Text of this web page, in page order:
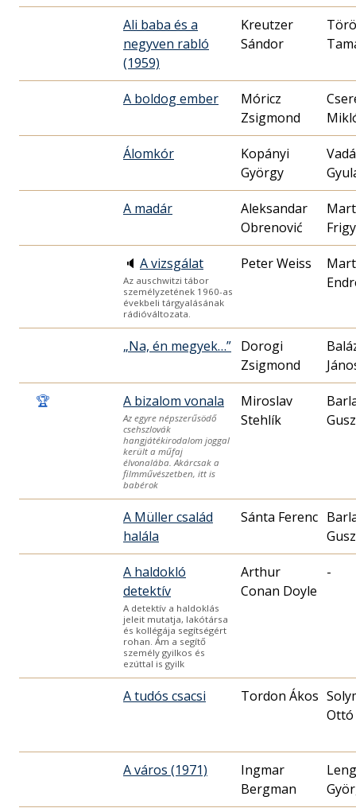
Ali baba és a
negyven rabló
(1959)
Kreutzer
Sándor
A boldog ember
Móricz
Zsigmond
Álomkór
Kopányi
György
A madár
Aleksandar
Obrenović
🔈 A vizsgálat
Az auschwitzi tábor
személyzetének 1960-as
évekbeli tárgyalásának
rádióváltozata.
Peter Weiss
„Na, én megyek…” Dorogi
Zsigmond
🏆 A bizalom vonala
Az egyre népszerűsödő
csehszlovák
hangjátékirodalom joggal
került a műfaj
élvonalába. Akárcsak a
filmművészetben, itt is
babérok
Miroslav
Stehlík
A Müller család
halála
Sánta Ferenc
A haldokló
detektív
A detektív a haldoklás
jeleit mutatja, lakótársa
és kollégája segítségért
rohan. Ám a segítő
személy gyilkos és
ezúttal is gyilk
Arthur
Conan Doyle
-
A tudós csacsi Tordon Ákos
Ottó
A város (1971)
Ingmar
Bergman